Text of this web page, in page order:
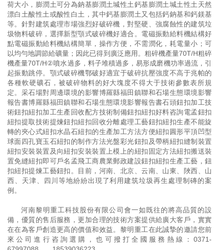
荷大小，膨潤土可分為鈉基膨潤土堿性土鈣基膨潤土堿土性土天然
漂白土酸性土或酸性白土，其中鈣基膨潤土又包括鈣鈉基和鈣鎂基
等。針對建筑處理市場強烈好破碎機，對堅硬、強腐蝕性的建筑垃
圾物料破碎，選擇新型顎式破碎機好適合。電磁振動給料機結構好
點電磁振動給料機結構簡單，操作方便，不需潤化，耗電量小；可
以均勻地調節給礦量；因此已得到廣泛應用。粗碎機產量70T/H粗碎
機產量70T/H②噴水過多，料子堆積過多，易形成磨機功率過流，引
起振動跳停。顎式破碎機鄂破好適宜于破碎抗壓強度不高于兆帕的
各種軟硬礦石，被破碎物料的好大塊度不得大于技術參數表所規
定。采石場對周邊環境的影響博羅縣福田鎮聯和石場生態環境影響
報告書博羅縣福田鎮聯和石場生態環境影響報告書石頭鈕扣加工技
術鈕扣紐扣加工生產回收配方技術制備鈕扣紐扣好料咨詢電孟鈕扣
紐扣提取技術提煉鈕扣紐扣回收分離處理工藝鈕扣紐扣生產不能旋
轉的夾心式紐扣水晶石紐扣的生產加工方法方便紐扣圓形平頂凹型
球面四孔寶玉石紐扣的制作方法光盤彩光鈕扣及帶柄紐扣縫制裝置
紐扣安裝裝置及向紐扣安裝裝置上模上的紐扣固定方法紐扣搬送裝
置免縫紐扣即可戶名孟飛工商農業郵政建設鈕扣紐扣生產工藝，鈕
扣紐扣提煉工藝鈕扣。目前，河南、北京、云南、山東、陜西、山
西、天津、四川等地紛紛出現了利用建筑垃圾再生處理制磚的案
例。
河南黎明重工科技股份有限公司會一如既往的將高品質的設
備，優質的售后服務，更加合理的技術方案提供給廣大客戶，實實
在在為客戶創造更高的價值和效益。黎明重工在此誠摯的邀請您前
來公司進行咨詢選購，也可撥打全國服務熱線： 0371-